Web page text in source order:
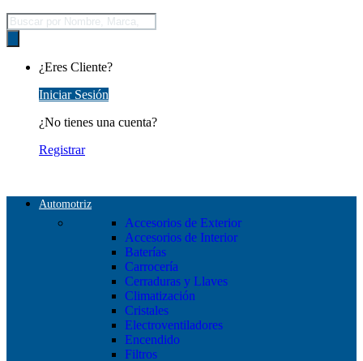
Búsqueda
de
productos
¿Eres Cliente?
Iniciar Sesión
¿No tienes una cuenta?
Registrar
Automotriz
Accesorios de Exterior
Accesorios de Interior
Baterías
Carrocería
Cerraduras y Llaves
Climatización
Cristales
Electroventiladores
Encendido
Filtros